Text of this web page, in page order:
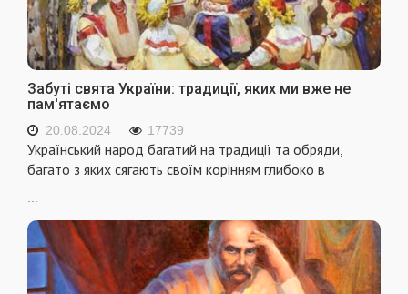
Забуті свята України: традиції, яких ми вже не
пам'ятаємо
20.08.2024 17739
Український народ багатий на традиції та обряди,
багато з яких сягають своїм корінням глибоко в